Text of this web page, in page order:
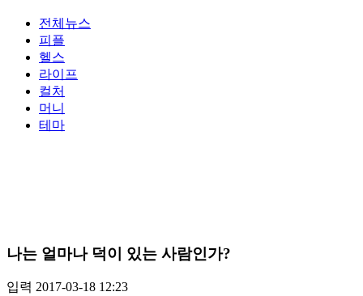
전체뉴스
피플
헬스
라이프
컬처
머니
테마
나는 얼마나 덕이 있는 사람인가?
입력 2017-03-18 12:23